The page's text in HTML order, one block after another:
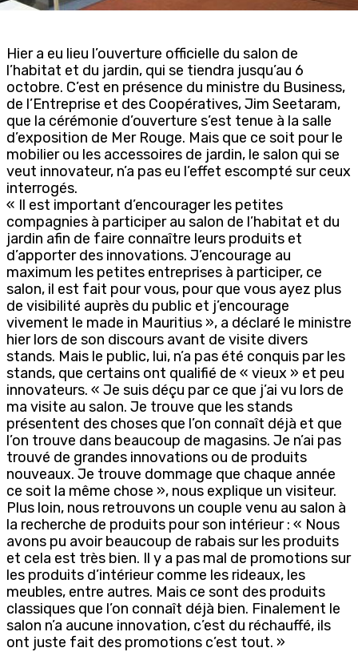
Hier a eu lieu l’ouverture officielle du salon de
l’habitat et du jardin, qui se tiendra jusqu’au 6
octobre. C’est en présence du ministre du Business,
de l’Entreprise et des Coopératives, Jim Seetaram,
que la cérémonie d’ouverture s’est tenue à la salle
d’exposition de Mer Rouge. Mais que ce soit pour le
mobilier ou les accessoires de jardin, le salon qui se
veut innovateur, n’a pas eu l’effet escompté sur ceux
interrogés.
« Il est important d’encourager les petites
compagnies à participer au salon de l’habitat et du
jardin afin de faire connaître leurs produits et
d’apporter des innovations. J’encourage au
maximum les petites entreprises à participer, ce
salon, il est fait pour vous, pour que vous ayez plus
de visibilité auprès du public et j’encourage
vivement le made in Mauritius », a déclaré le ministre
hier lors de son discours avant de visite divers
stands. Mais le public, lui, n’a pas été conquis par les
stands, que certains ont qualifié de « vieux » et peu
innovateurs. « Je suis déçu par ce que j’ai vu lors de
ma visite au salon. Je trouve que les stands
présentent des choses que l’on connaît déjà et que
l’on trouve dans beaucoup de magasins. Je n’ai pas
trouvé de grandes innovations ou de produits
nouveaux. Je trouve dommage que chaque année
ce soit la même chose », nous explique un visiteur.
Plus loin, nous retrouvons un couple venu au salon à
la recherche de produits pour son intérieur : « Nous
avons pu avoir beaucoup de rabais sur les produits
et cela est très bien. Il y a pas mal de promotions sur
les produits d’intérieur comme les rideaux, les
meubles, entre autres. Mais ce sont des produits
classiques que l’on connaît déjà bien. Finalement le
salon n’a aucune innovation, c’est du réchauffé, ils
ont juste fait des promotions c’est tout. »